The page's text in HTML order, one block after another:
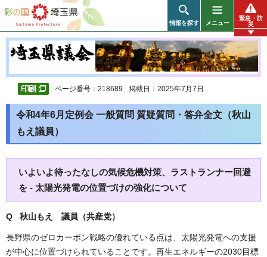
彩の国 埼玉県
情報を探す メニュー
緊急・防
災
ページ番号：218689 掲載日：2025年7月7日
令和4年6月定例会 一般質問 質疑質問・答弁全文（秋山
もえ議員）
いよいよ待ったなしの気候危機対策、ラストランナー回避
を - 太陽光発電の位置づけの強化について
Q 秋山もえ 議員（共産党）
長野県のゼロカーボン戦略の優れている点は、太陽光発電への支援
が中心に位置づけられていることです。再生エネルギーの2030目標